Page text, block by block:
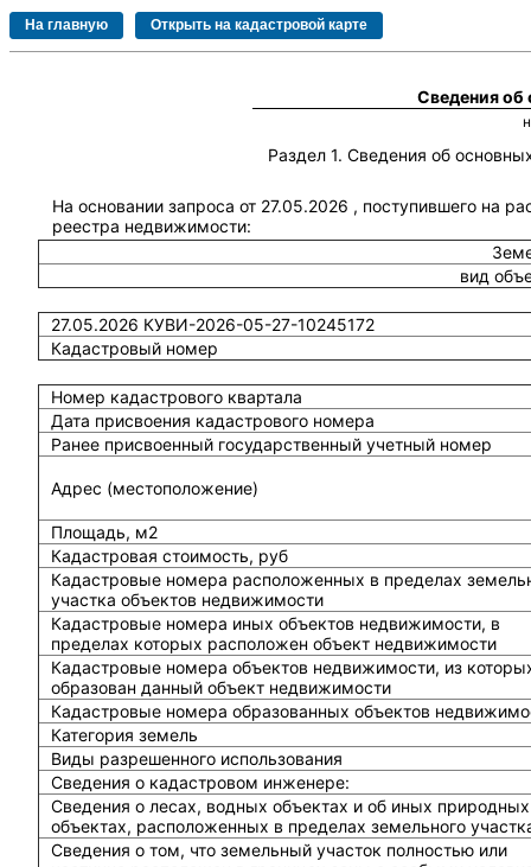
Сведения
Раздел 1. Сведения об
На основании запроса от 27.05.2026 , поступившего на
реестра недвижимости:
вид
27.05.2026 КУВИ-2026-05-27-10245172
Кадастровый номер
Номер кадастрового квартала
Дата присвоения кадастрового номера
Ранее присвоенный государственный учетный номер
Адрес (местоположение)
Площадь, м2
Кадастровая стоимость, руб
Кадастровые номера расположенных в пределах
участка объектов недвижимости
Кадастровые номера иных объектов недвижимости, в
пределах которых расположен объект недвижимости
Кадастровые номера объектов недвижимости, из
образован данный объект недвижимости
Кадастровые номера образованных объектов
Категория земель
Виды разрешенного использования
Сведения о кадастровом инженере:
Cведения о лесах, водных объектах и об иных природных
объектах, расположенных в пределах земельного
Сведения о том, что земельный участок полностью или